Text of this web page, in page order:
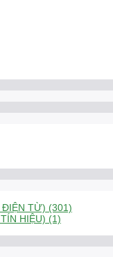
ĐIỆN TỪ) (301)
HIỆU) (1)